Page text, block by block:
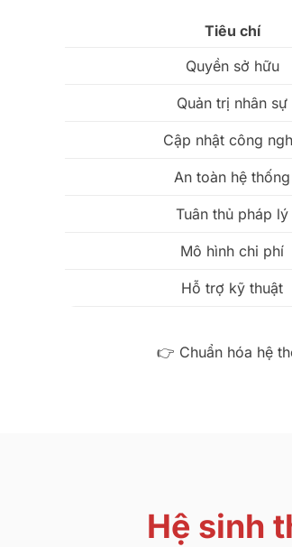
Tiêu chí
Quyền sở hữu
Quản trị nhân sự
Cập nhật công
An toàn hệ thống
Tuân thủ pháp lý
Mô hình chi phí
Hỗ trợ kỹ thuật
👉 Chuẩn hóa hệ
Hệ sinh